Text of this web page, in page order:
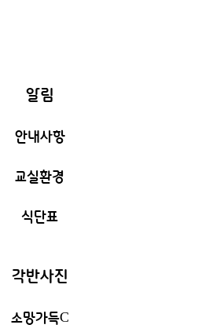
알림
안내사항
교실환경
식단표
각반사진
소망가득C